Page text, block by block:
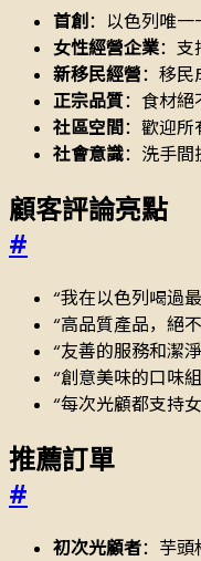
首創：以色列唯
女性經營企業：支
新移民經營：移民
正宗品質：食材絕
社區空間：歡迎所
社會意識：洗手間
顧客評論亮點
#
“我在以色列喝過
“高品質產品，絕
“友善的服務和潔
“創意美味的口味
“每次光顧都支持
推薦訂單
#
初次光顧者：芋頭